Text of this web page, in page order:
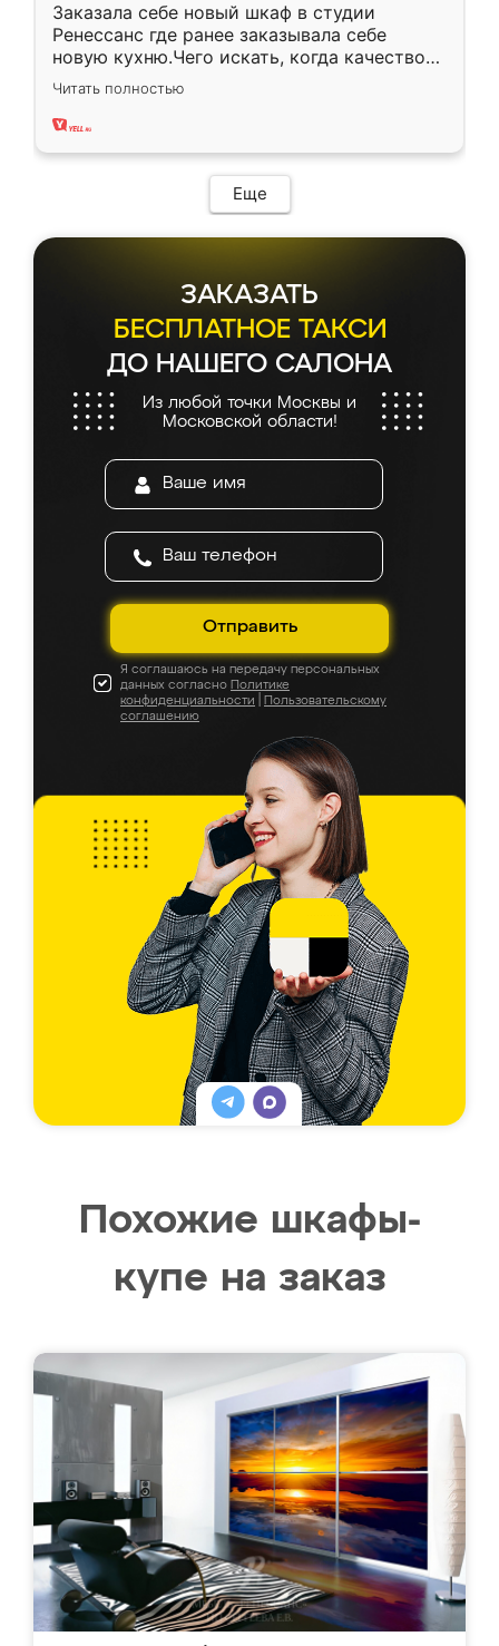
Заказала себе новый шкаф в студии
Ренессанс где ранее заказывала себе
новую кухню.Чего искать, когда качеством
вполне довольна. Служит кухня уже почти
два года, нареканий нет.
Читать полностью
Еще
ЗАКАЗАТЬ
БЕСПЛАТНОЕ ТАКСИ
ДО НАШЕГО САЛОНА
Из любой точки Москвы и
Московской области!
Отправить
Я соглашаюсь на передачу персональных
данных согласно Политике
конфиденциальности
Пользовательскому
соглашению
Похожие шкафы-
купе на заказ